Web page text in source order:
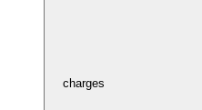
charges